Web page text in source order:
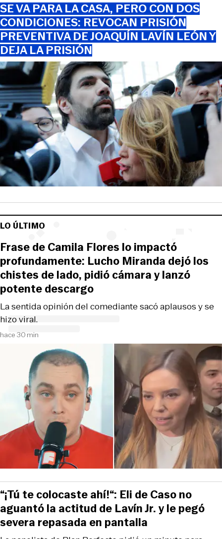
SE VA PARA LA CASA, PERO CON DOS
CONDICIONES: REVOCAN PRISIÓN
PREVENTIVA DE JOAQUÍN LAVÍN LEÓN Y
DEJA LA PRISIÓN
LO ÚLTIMO
hace 30 min
La sentida opinión del comediante sacó aplausos y se
hizo viral.
Frase de Camila Flores lo impactó
profundamente: Lucho Miranda dejó los
chistes de lado, pidió cámara y lanzó
potente descargo
“¡Tú te colocaste ahí!“: Eli de Caso no
aguantó la actitud de Lavín Jr. y le pegó
severa repasada en pantalla